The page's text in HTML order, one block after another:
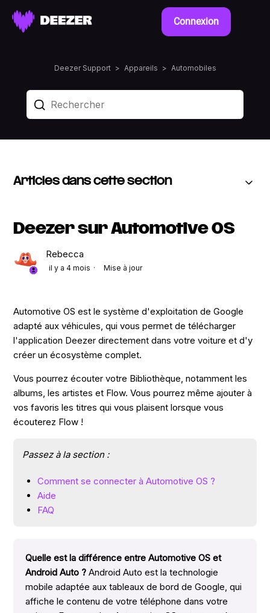
Connexion
Deezer Support Appareils Automobiles
Articles dans cette section
Deezer sur Automotive OS
Rebecca
il y a 4 mois Mise à jour
Automotive OS est le système d'exploitation de Google
adapté aux véhicules, qui vous permet de télécharger
l'application Deezer directement dans votre voiture et d'y
créer un écosystème complet.
Vous pourrez écouter votre Bibliothèque, notamment les
albums, les artistes et Flow. Vous pourrez même ajouter à
vos favoris les titres qui vous plaisent lorsque vous
écouterez Flow !
Passez à la section :
Comment se connecter à Automotive OS ?
Aide
FAQ
Quelle est la différence entre Automotive OS et
Android Auto ? Android Auto est la technologie
mobile adaptée aux tableaux de bord de Google, qui
affiche le contenu de votre téléphone dans votre